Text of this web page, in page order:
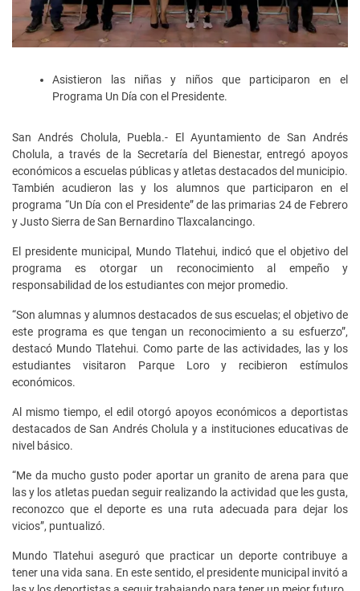
Asistieron las niñas y niños que participaron en el
Programa Un Día con el Presidente.
San Andrés Cholula, Puebla.- El Ayuntamiento de San Andrés
Cholula, a través de la Secretaría del Bienestar, entregó apoyos
económicos a escuelas públicas y atletas destacados del municipio.
También acudieron las y los alumnos que participaron en el
programa “Un Día con el Presidente” de las primarias 24 de Febrero
y Justo Sierra de San Bernardino Tlaxcalancingo.
El presidente municipal, Mundo Tlatehui, indicó que el objetivo del
programa es otorgar un reconocimiento al empeño y
responsabilidad de los estudiantes con mejor promedio.
“Son alumnas y alumnos destacados de sus escuelas; el objetivo de
este programa es que tengan un reconocimiento a su esfuerzo”,
destacó Mundo Tlatehui. Como parte de las actividades, las y los
estudiantes visitaron Parque Loro y recibieron estímulos
económicos.
Al mismo tiempo, el edil otorgó apoyos económicos a deportistas
destacados de San Andrés Cholula y a instituciones educativas de
nivel básico.
“Me da mucho gusto poder aportar un granito de arena para que
las y los atletas puedan seguir realizando la actividad que les gusta,
reconozco que el deporte es una ruta adecuada para dejar los
vicios”, puntualizó.
Mundo Tlatehui aseguró que practicar un deporte contribuye a
tener una vida sana. En este sentido, el presidente municipal invitó a